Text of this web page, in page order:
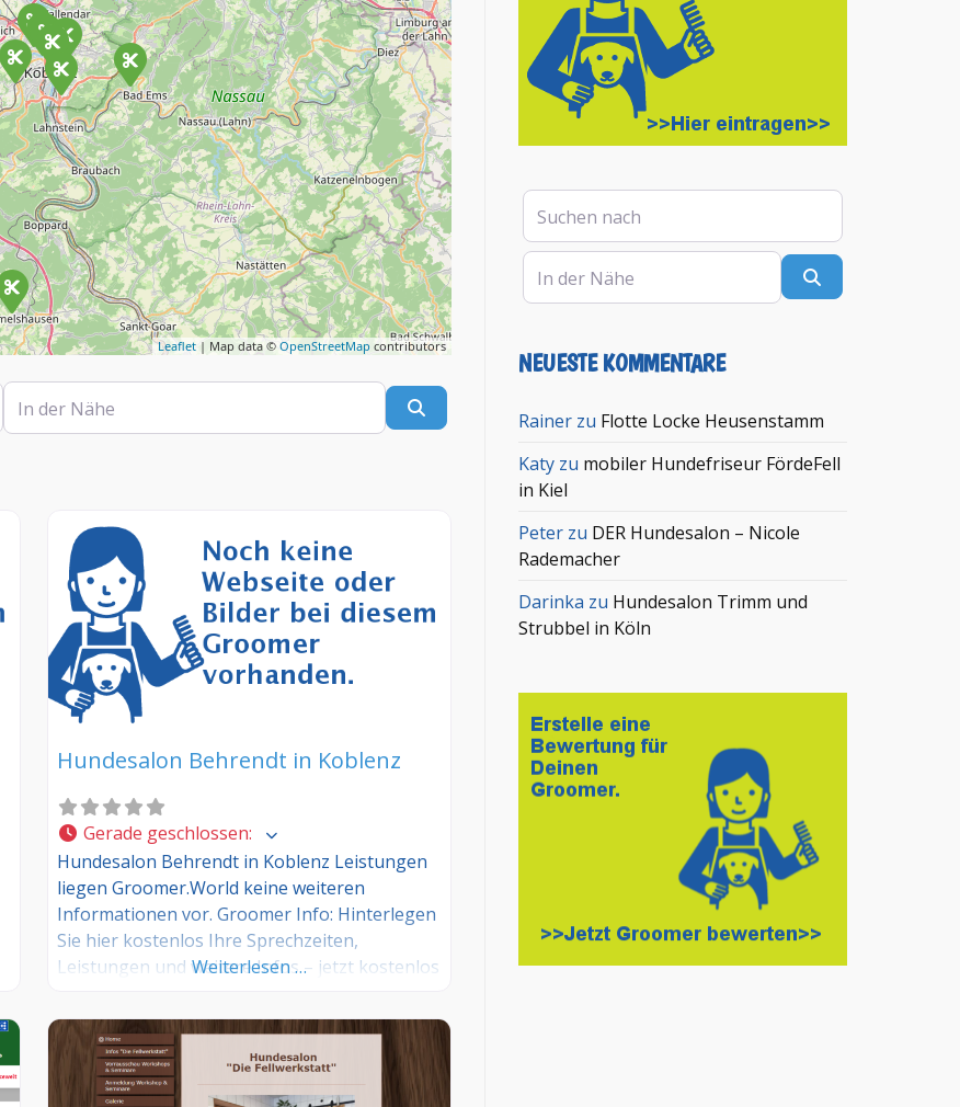
Leaflet | Map data ©OpenStreetMap contributors
In der Nähe
Hundesalon Behrendt in Koblenz
Gerade geschlossen:
Hundesalon Behrendt in Koblenz Leistungen
liegen Groomer.World keine weiteren
Informationen vor. Groomer Info: Hinterlegen
Sie hier kostenlos Ihre Sprechzeiten,
Leistungen und weitere Infos – jetzt kostenlos
Hundesalons? Dann teilen Sie Ihre
Erfahrungen über die Kommentarfunktion
unten mit anderen Hundebesitzer/innen!
Weiterlesen …
Suchen nach
In der Nähe
NEUESTE KOMMENTARE
Rainer zu Flotte Locke Heusenstamm
Katy zu mobiler Hundefriseur FördeFell
in Kiel
Peter zu DER Hundesalon – Nicole
Rademacher
Darinka zu Hundesalon Trimm und
Strubbel in Köln